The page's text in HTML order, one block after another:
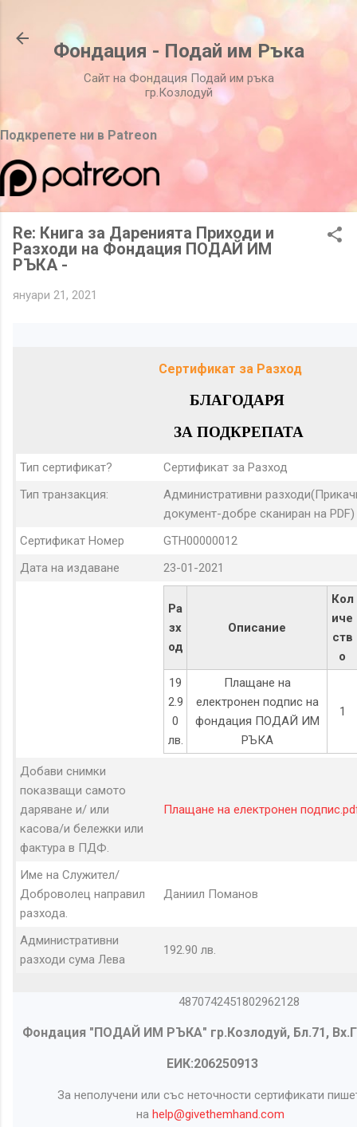
Пропускане към основното съдържание
Фондация - Подай им Ръка
Сайт на Фондация Подай им ръка
гр.Козлодуй
Подкрепете ни в Patreon
Re: Книга за Даренията Приходи и
Разходи на Фондация ПОДАЙ ИМ
РЪКА -
януари 21, 2021
Сертификат за Разход
БЛАГОДАРЯ
ЗА ПОДКРЕПАТА
Тип сертификат?
Сертификат за Разход
Тип транзакция:
Административни
документ-добре сканиран на PDF)
Сертификат Номер
GTH00000012
Дата на издаване
23-01-2021
Ра
зх
од
Описание
Кол
иче
ств
о
19
2.9
0
лв.
Плащане на
електронен подпис на
фондация ПОДАЙ ИМ
РЪКА
1
Добави снимки
показващи самото
даряване и/ или
касова/и бележки или
фактура в ПДФ.
Плащане на електронен
Име на Служител/
Доброволец направил
разхода.
Даниил Поманов
Административни
разходи сума Лева
192.90 лв.
4870742451802962128
Фондация "ПОДАЙ ИМ РЪКА" гр.Козлодуй, Бл.71,
ЕИК:206250913
За неполучени или със неточности сертификати
на help@givethemhand.com